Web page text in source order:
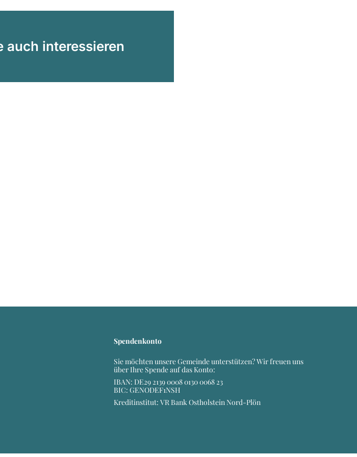
auch interessieren
Spendenkonto
Sie möchten unsere Gemeinde unterstützen? Wir freuen uns
über Ihre Spende auf das Konto:
IBAN: DE29 2139 0008 0130 0068 23
BIC: GENODEF1NSH
Kreditinstitut: VR Bank Ostholstein Nord-Plön